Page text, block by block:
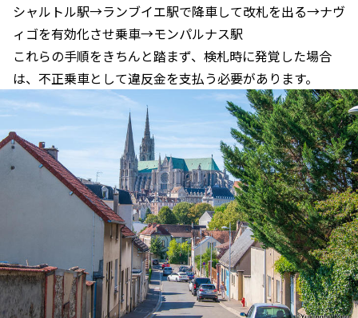
シャルトル駅→ランブイエ駅で降車して改札を出る→ナヴ
ィゴを有効化させ乗車→モンパルナス駅
これらの手順をきちんと踏まず、検札時に発覚した場合
は、不正乗車として違反金を支払う必要があります。